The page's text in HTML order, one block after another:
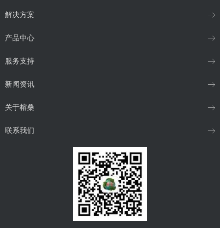
解决方案
产品中心
服务支持
新闻资讯
关于榕桑
联系我们